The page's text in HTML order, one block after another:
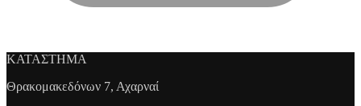
ΚΑΤΑΣΤΗΜΑ
Θρακομακεδόνων 7, Αχαρναί